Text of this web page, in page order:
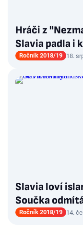
Hráči z
Slavia padla i
Ročník 2018/19 18.
Slavia loví
Součka
Ročník 2018/19 14.